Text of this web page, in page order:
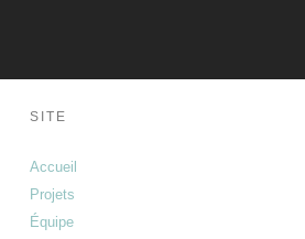
SITE
Accueil
Projets
Équipe